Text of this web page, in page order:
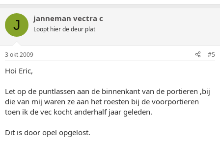
J janneman vectra c
Loopt hier de deur plat
3 okt 2009 #5
Hoi Eric,
Let op de puntlassen aan de binnenkant van de portieren ,bij
die van mij waren ze aan het roesten bij de voorportieren
toen ik de vec kocht anderhalf jaar geleden.
Dit is door opel opgelost.